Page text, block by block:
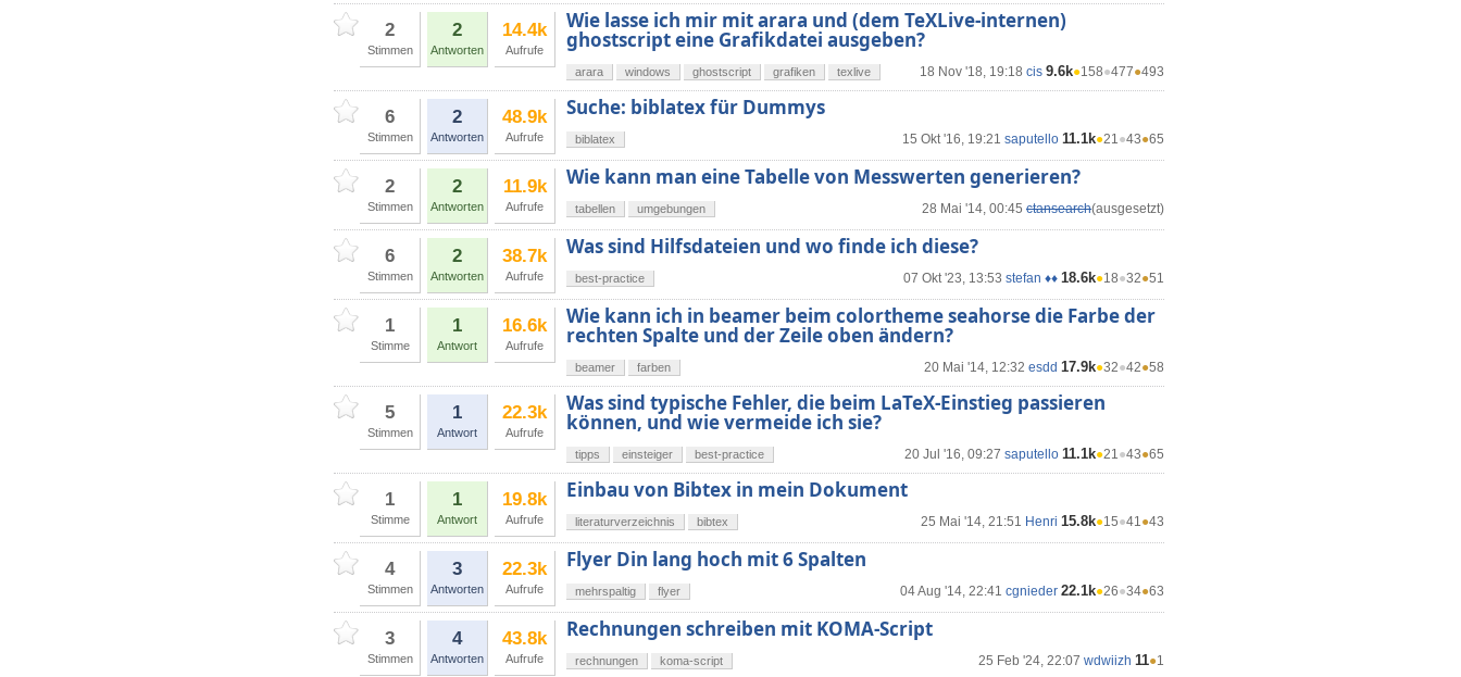
2
Stimmen
2
Antworten
14.4k
Aufrufe
Wie lasse ich mir mit arara und (dem TeXLive-internen)
ghostscript eine Grafikdatei ausgeben?
18 Nov '18, 19:18 cis 9.6k●158●477●493
arara windows ghostscript grafiken texlive
6
Stimmen
2
Antworten
48.9k
Aufrufe
Suche: biblatex für Dummys
15 Okt '16, 19:21 saputello 11.1k●21●43●65
biblatex
2
Stimmen
2
Antworten
11.9k
Aufrufe
Wie kann man eine Tabelle von Messwerten generieren?
28 Mai '14, 00:45 ctansearch(ausgesetzt)
tabellen umgebungen
6
Stimmen
2
Antworten
38.7k
Aufrufe
Was sind Hilfsdateien und wo finde ich diese?
07 Okt '23, 13:53 stefan ♦♦ 18.6k●18●32●51
best-practice
1
Stimme
1
Antwort
16.6k
Aufrufe
Wie kann ich in beamer beim colortheme seahorse die Farbe der
rechten Spalte und der Zeile oben ändern?
20 Mai '14, 12:32 esdd 17.9k●32●42●58
beamer farben
5
Stimmen
1
Antwort
22.3k
Aufrufe
Was sind typische Fehler, die beim LaTeX-Einstieg passieren
können, und wie vermeide ich sie?
20 Jul '16, 09:27 saputello 11.1k●21●43●65
tipps einsteiger best-practice
1
Stimme
1
Antwort
19.8k
Aufrufe
Einbau von Bibtex in mein Dokument
25 Mai '14, 21:51 Henri 15.8k●15●41●43
literaturverzeichnis bibtex
4
Stimmen
3
Antworten
22.3k
Aufrufe
Flyer Din lang hoch mit 6 Spalten
04 Aug '14, 22:41 cgnieder 22.1k●26●34●63
mehrspaltig flyer
3
Stimmen
4
Antworten
43.8k
Aufrufe
Rechnungen schreiben mit KOMA-Script
25 Feb '24, 22:07 wdwiizh 11●1
rechnungen koma-script